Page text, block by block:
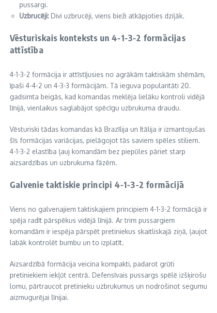
pussargi.
Uzbrucēji: Divi uzbrucēji, viens bieži atkāpjoties dziļāk.
Vēsturiskais konteksts un 4-1-3-2 formācijas
attīstība
4-1-3-2 formācija ir attīstījusies no agrākām taktiskām shēmām,
īpaši 4-4-2 un 4-3-3 formācijām. Tā ieguva popularitāti 20.
gadsimta beigās, kad komandas meklēja lielāku kontroli vidējā
līnijā, vienlaikus saglabājot spēcīgu uzbrukuma draudu.
Vēsturiski tādas komandas kā Brazīlija un Itālija ir izmantojušas
šīs formācijas variācijas, pielāgojot tās saviem spēles stiliem.
4-1-3-2 elastība ļauj komandām bez piepūles pāriet starp
aizsardzības un uzbrukuma fāzēm.
Galvenie taktiskie principi 4-1-3-2 formācijā
Viens no galvenajiem taktiskajiem principiem 4-1-3-2 formācijā ir
spēja radīt pārspēkus vidējā līnijā. Ar trim pussargiem
komandām ir iespēja pārspēt pretiniekus skaitliskajā ziņā, ļaujot
labāk kontrolēt bumbu un to izplatīt.
Aizsardzībā formācija veicina kompakti, padarot grūti
pretiniekiem iekļūt centrā. Defensīvais pussargs spēlē izšķirošu
lomu, pārtraucot pretinieku uzbrukumus un nodrošinot segumu
aizmugurējai līnijai.